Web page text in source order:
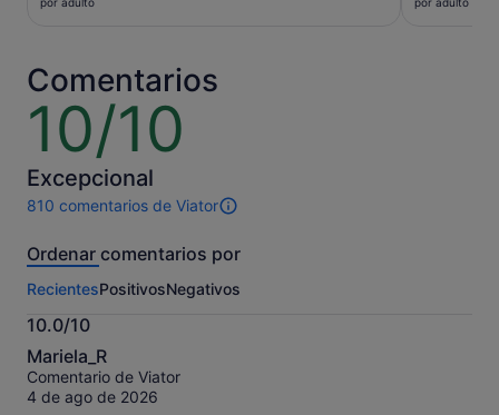
por
adulto
Comentarios
10/10
10
sobre
10
Excepcional
810 comentarios de Viator
810 comentarios
esta
Más
información
sobre
nuestros
comentarios
contrastados.
Ordenar comentarios por
RecientesPositivosNegativos
10.0/10
10.0
sobre
10
Mariela_R
Comentario de Viator
4 de ago de 2026